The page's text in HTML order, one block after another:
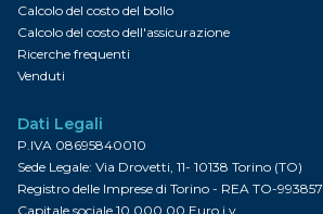
Calcolo del costo del bollo
Calcolo del costo dell'assicurazione
Ricerche frequenti
Venduti
Dati Legali
P.IVA 08695840010
Sede Legale: Via Drovetti, 11- 10138 Torino (TO)
Registro delle Imprese di Torino - REA TO-993857
Capitale sociale 10.000,00 Euro i.v.